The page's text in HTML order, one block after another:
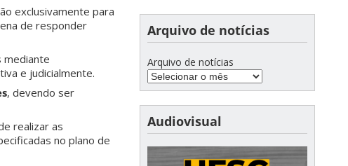
exclusivamente para
de responder
mediante
e judicialmente.
, devendo ser
realizar as
no plano de
Arquivo de notícias
Arquivo de notícias
Audiovisual